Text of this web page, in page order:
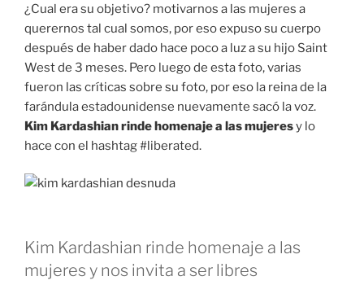
¿Cual era su objetivo? motivarnos a las mujeres a
querernos tal cual somos, por eso expuso su cuerpo
después de haber dado hace poco a luz a su hijo Saint
West de 3 meses. Pero luego de esta foto, varias
fueron las críticas sobre su foto, por eso la reina de la
farándula estadounidense nuevamente sacó la voz.
Kim Kardashian rinde homenaje a las mujeresy lo
hace con el hashtag #liberated.
Kim Kardashian rinde homenaje a las
mujeres y nos invita a ser libres